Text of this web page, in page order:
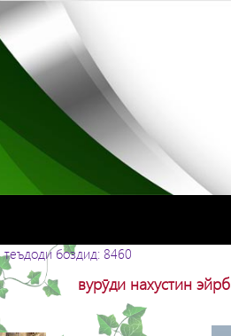
теъдоди боздид: 8460
вурӯди нахустин